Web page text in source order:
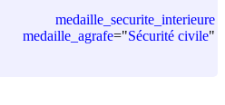
medaille_securite_interieure
medaille_agrafe="Sécurité civile"